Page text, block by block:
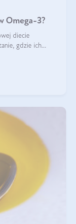
Omega-3?
diecie
gdzie ich